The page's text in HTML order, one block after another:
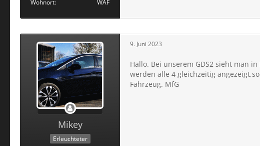
Wohnort WAF
Mikey
Erleuchteter
9. Juni 2023
Hallo. Bei unserem GDS2 sieht man
werden alle 4 gleichzeitig
Fahrzeug. MfG